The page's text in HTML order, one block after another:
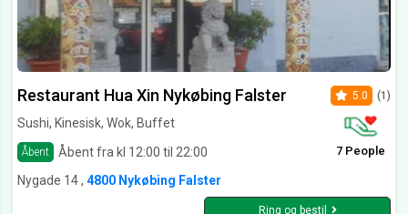
Restaurant Hua Xin Nykøbing Falster
Sushi, Kinesisk, Wok, Buffet
Åbent Åbent fra kl 12:00 til 22:00
5.0 (1)
7 People
Nygade 14 , 4800 Nykøbing Falster
Ring og bestil